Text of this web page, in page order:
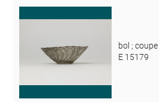
bol ; coupe
E 15179